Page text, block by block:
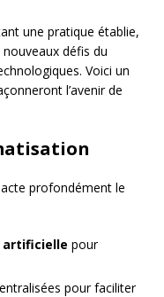
une pratique établie,
défis du
Voici un
l’avenir de
profondément le
artificielle pour
pour faciliter